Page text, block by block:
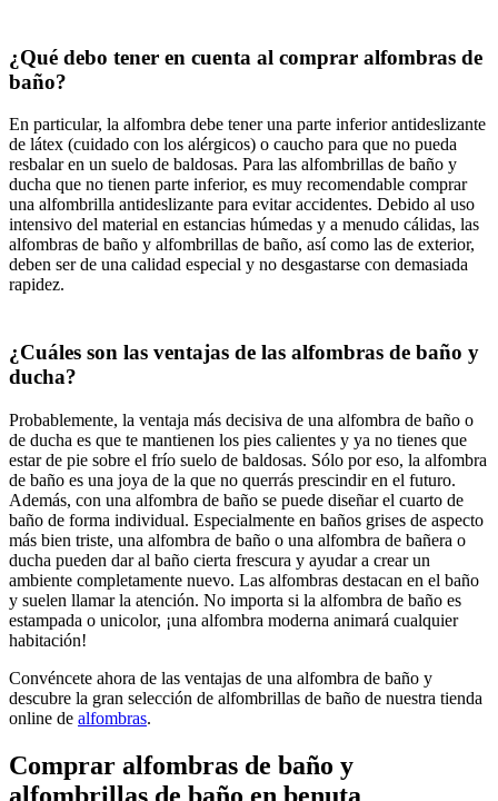
¿Qué debo tener en cuenta al comprar alfombras de
baño?
En particular, la alfombra debe tener una parte inferior antideslizante
de látex (cuidado con los alérgicos) o caucho para que no pueda
resbalar en un suelo de baldosas. Para las alfombrillas de baño y
ducha que no tienen parte inferior, es muy recomendable comprar
una alfombrilla antideslizante para evitar accidentes. Debido al uso
intensivo del material en estancias húmedas y a menudo cálidas, las
alfombras de baño y alfombrillas de baño, así como las de exterior,
deben ser de una calidad especial y no desgastarse con demasiada
rapidez.
¿Cuáles son las ventajas de las alfombras de baño y
ducha?
Probablemente, la ventaja más decisiva de una alfombra de baño o
de ducha es que te mantienen los pies calientes y ya no tienes que
estar de pie sobre el frío suelo de baldosas. Sólo por eso, la alfombra
de baño es una joya de la que no querrás prescindir en el futuro.
Además, con una alfombra de baño se puede diseñar el cuarto de
baño de forma individual. Especialmente en baños grises de aspecto
más bien triste, una alfombra de baño o una alfombra de bañera o
ducha pueden dar al baño cierta frescura y ayudar a crear un
ambiente completamente nuevo. Las alfombras destacan en el baño
y suelen llamar la atención. No importa si la alfombra de baño es
estampada o unicolor, ¡una alfombra moderna animará cualquier
habitación!
Convéncete ahora de las ventajas de una alfombra de baño y
descubre la gran selección de alfombrillas de baño de nuestra tienda
online de alfombras.
Comprar alfombras de baño y
alfombrillas de baño en benuta